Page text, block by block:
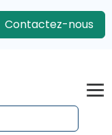
Contactez-nous